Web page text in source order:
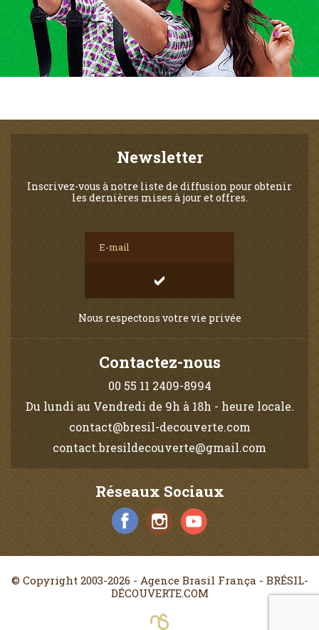
Newsletter
Inscrivez-vous à notre liste de diffusion pour obtenir
les dernières mises à jour et offres.
Nous respectons votre vie privée
Contactez-nous
00 55 11 2409-8994
Du lundi au Vendredi de 9h à 18h - heure locale.
contact@bresil-decouverte.com
contact.bresildecouverte@gmail.com
Réseaux Sociaux
© Copyright 2003-2026 - Agence Brasil França - BRÉSIL-
DÉCOUVERTE.COM